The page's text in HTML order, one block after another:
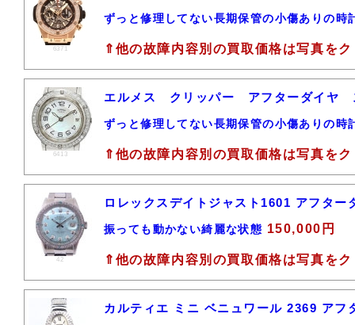
6371
ずっと修理してない長期保管の小傷ありの時
⇑他の故障内容別の買取価格は写真を
6413
エルメス クリッパー アフターダイヤ
ずっと修理してない長期保管の小傷ありの時
⇑他の故障内容別の買取価格は写真を
42
ロレックスデイトジャスト1601 アフター
振っても動かない綺麗な状態 150,000円
⇑他の故障内容別の買取価格は写真を
カルティエ ミニ ベニュワール 2369 ア